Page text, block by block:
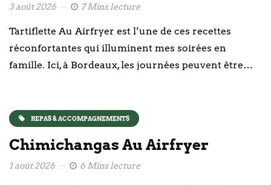
3 août 2026 7 Mins lecture
Tartiflette Au Airfryer est l’une de ces recettes
réconfortantes qui illuminent mes soirées en
famille. Ici, à Bordeaux, les journées peuvent être…
REPAS & ACCOMPAGNEMENTS
Chimichangas Au Airfryer
1 août 2026 6 Mins lecture